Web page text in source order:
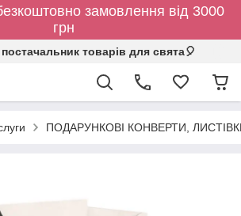
замовлення від 3000
грн
товарів для свята🎈
ПОДАРУНКОВІ КОНВЕРТИ,